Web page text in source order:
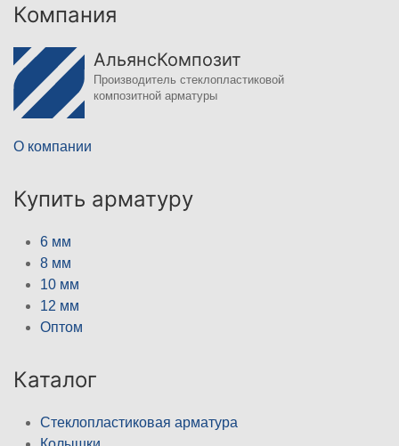
Компания
АльянсКомпозит
Производитель стеклопластиковой
композитной арматуры
О компании
Купить арматуру
6 мм
8 мм
10 мм
12 мм
Оптом
Каталог
Стеклопластиковая арматура